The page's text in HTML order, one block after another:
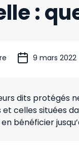
:
9 mars 2022
dits protégés
celles situées
bénéficier